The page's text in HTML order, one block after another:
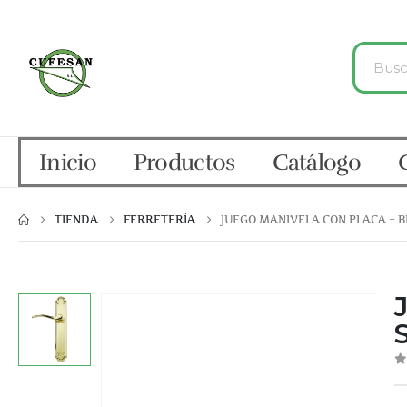
Inicio Productos Catálogo
TIENDA FERRETERÍA JUEGO MANIVELA CON PLACA –